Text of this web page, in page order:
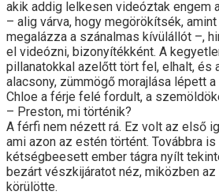
akik addig lelkesen videóztak engem
– alig várva, hogy megörökítsék,
megalázza a szánalmas kívülállót –,
el videózni, bizonyítékként. A
pillanatokkal azelőtt tört fel, elhalt, és
alacsony, zümmögő morajlása lépett a
Chloe a férje felé fordult, a
– Preston, mi történik?
A férfi nem nézett rá. Ez volt az első
ami azon az estén történt. Továbbra
kétségbeesett ember tágra nyílt
bezárt vészkijáratot néz, miközben
körülötte.